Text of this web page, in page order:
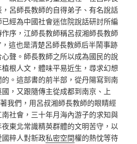
呂師長教師的自得弟子、有名說話
經為中國社會迷信院說話研討所編
序，江師長教師稱呂叔湘師長教師
這也是清楚呂師長教師后半鬧事跡
聲。師長教師之所以成為國民的說
根人文，體味平易近生，尋求幻想
。這部書的前半部，從丹陽寫到南
，又跟隨傳主從成都到南京、上
我們，用呂叔湘師長教師的眼睛經
社會，三十年月海內游子的求知與
東北常識精英群體的文明苦守，以
粹人對新政私密空間權的熱忱等待